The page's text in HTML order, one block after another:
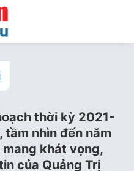
thời kỳ 2021-
tầm nhìn đến năm
khát vọng,
của Quảng Trị